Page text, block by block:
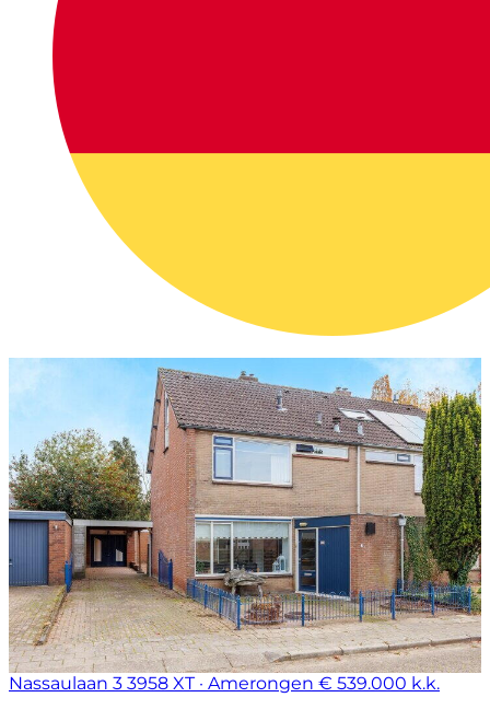
Nassaulaan 3 3958 XT · Amerongen € 539.000 k.k.